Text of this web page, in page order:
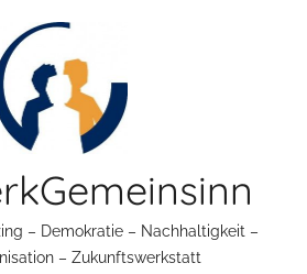
– Demokratie – Nachhaltigkeit –
– Zukunftswerkstatt